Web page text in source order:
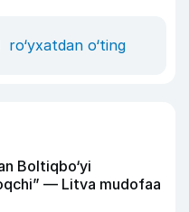
ro‘yxatdan o‘ting
Boltiqbo‘yi
— Litva mudofaa